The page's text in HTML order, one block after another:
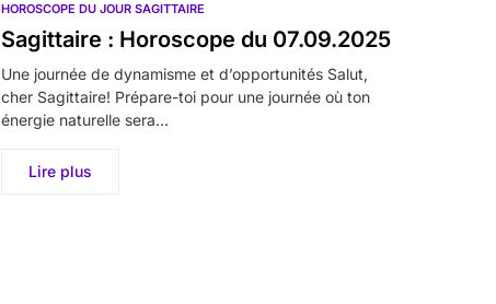
HOROSCOPE DU JOUR SAGITTAIRE
Sagittaire : Horoscope du 07.09.2025
Une journée de dynamisme et d’opportunités Salut,
cher Sagittaire! Prépare-toi pour une journée où ton
énergie naturelle sera…
Lire plus